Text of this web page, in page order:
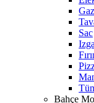
Sac
Bahçe